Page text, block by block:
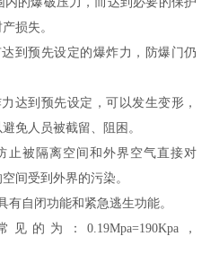
损失。
到预先设定的爆炸力，防爆门仍
达到预先设定，可以发生变形，
免人员被截留、阻困。
止被隔离空间和外界空气直接对
间受到外界的污染。
有自闭功能和紧急逃生功能。
为：0.19Mpa=190Kpa，